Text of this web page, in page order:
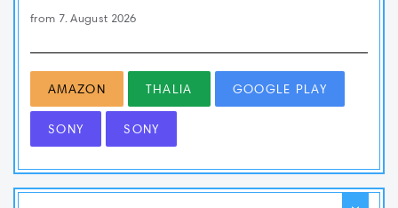
from 7. August 2026
AMAZON THALIA GOOGLE PLAY
SONY SONY